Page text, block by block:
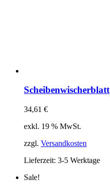
Scheibenwischerblatt
34,61 €
exkl. 19 % MwSt.
zzgl. Versandkosten
Lieferzeit: 3-5 Werktage
Sale!